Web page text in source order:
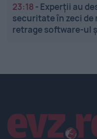
23:18 - Experții au
securitate în zeci
retrage software-ul
Linkuri utile